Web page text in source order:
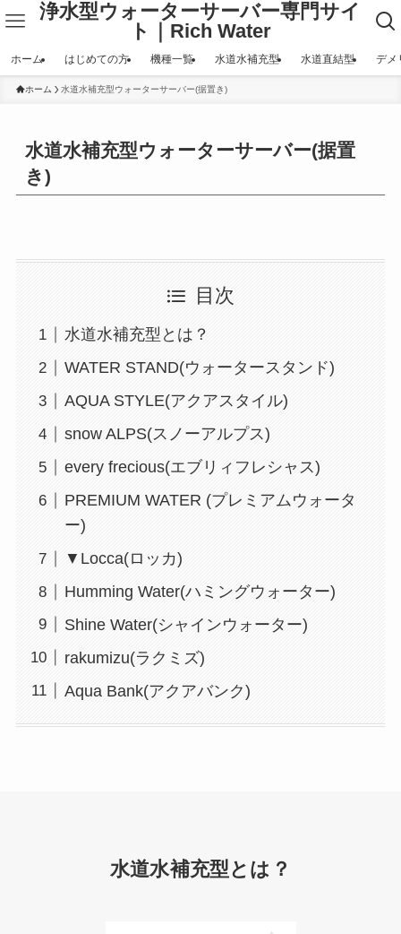
浄水型ウォーターサーバー専門サイ
ト｜Rich Water
ホーム はじめての方 機種一覧 水道水補充型 水道直結型 デメ
ホーム 水道水補充型ウォーターサーバー(据置き)
水道水補充型ウォーターサーバー(据置
き)
目次
水道水補充型とは？
WATER STAND(ウォータースタンド)
AQUA STYLE(アクアスタイル)
snow ALPS(スノーアルプス)
every frecious(エブリィフレシャス)
PREMIUM WATER (プレミアムウォータ
ー)
▼Locca(ロッカ)
Humming Water(ハミングウォーター)
Shine Water(シャインウォーター)
rakumizu(ラクミズ)
Aqua Bank(アクアバンク)
水道水補充型とは？